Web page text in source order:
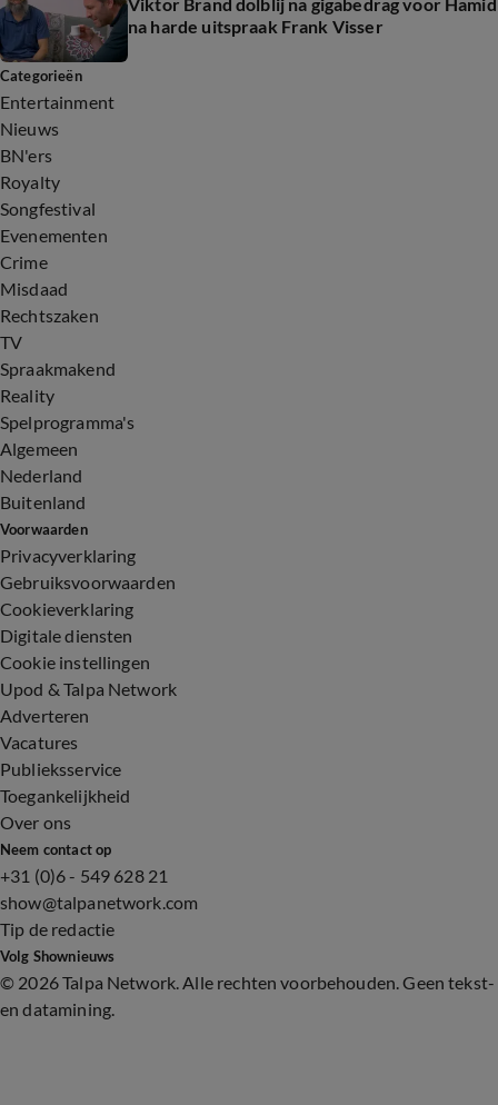
na harde uitspraak Frank Visser
Categorieën
Entertainment
Nieuws
BN'ers
Royalty
Songfestival
Evenementen
Crime
Misdaad
Rechtszaken
TV
Spraakmakend
Reality
Spelprogramma's
Algemeen
Nederland
Buitenland
Voorwaarden
Privacyverklaring
Gebruiksvoorwaarden
Cookieverklaring
Digitale diensten
Cookie instellingen
Upod & Talpa Network
Adverteren
Vacatures
Publieksservice
Toegankelijkheid
Over ons
Neem contact op
+31 (0)6 - 549 628 21
show@talpanetwork.com
Tip de redactie
Volg Shownieuws
© 2026 Talpa Network. Alle rechten voorbehouden. Geen tekst-
en datamining.